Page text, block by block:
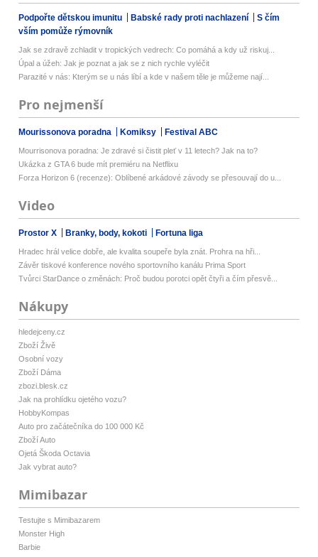
Podpořte dětskou imunitu Babské rady proti nachlazení
S čím
vším pomůže rýmovník
Jak se zdravě zchladit v tropických vedrech: Co pomáhá a kdy už riskuj...
Úpal a úžeh: Jak je poznat a jak se z nich rychle vyléčit
Parazité v nás: Kterým se u nás líbí a kde v našem těle je můžeme nají...
Pro nejmenší
Mourissonova poradna Komiksy Festival ABC
Mourrisonova poradna: Je zdravé si čistit pleť v 11 letech? Jak na to?
Ukázka z GTA 6 bude mít premiéru na Netflixu
Forza Horizon 6 (recenze): Oblíbené arkádové závody se přesouvají do u...
Video
Prostor X Branky, body, kokoti Fortuna liga
Hradec hrál velice dobře, ale kvalita soupeře byla znát. Prohra na hři...
Závěr tiskové konference nového sportovního kanálu Prima Sport
Tvůrci StarDance o změnách: Proč budou porotci opět čtyři a čím přesvě...
Nákupy
hledejceny.cz
Zboží Živě
Osobní vozy
Zboží Dáma
zbozi.blesk.cz
Jak na prohlídku ojetého vozu?
HobbyKompas
Auto pro začátečníka do 100 000 Kč
Zboží Auto
Ojetá Škoda Octavia
Jak vybrat auto?
Mimibazar
Testujte s Mimibazarem
Monster High
Barbie